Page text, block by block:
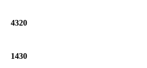
4320
1430